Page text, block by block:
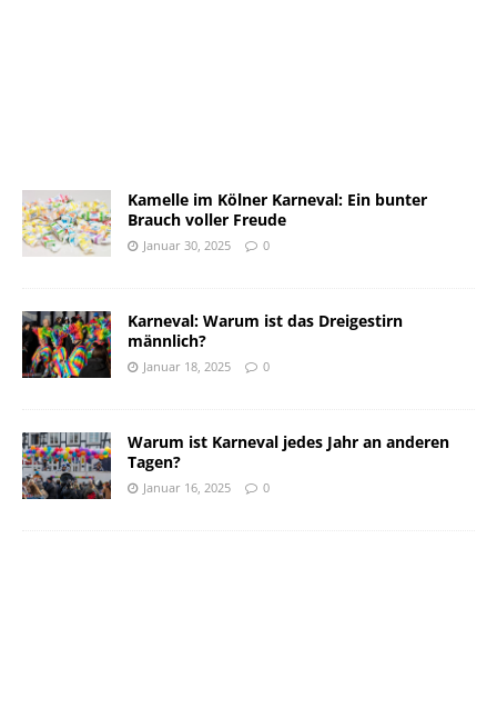
Kamelle im Kölner Karneval: Ein bunter
Brauch voller Freude
Januar 30, 2025 0
Karneval: Warum ist das Dreigestirn
männlich?
Januar 18, 2025 0
Warum ist Karneval jedes Jahr an anderen
Tagen?
Januar 16, 2025 0